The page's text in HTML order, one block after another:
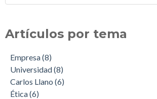
Artículos por tema
Empresa(8)
Universidad(8)
Carlos Llano (6)
Ética(6)